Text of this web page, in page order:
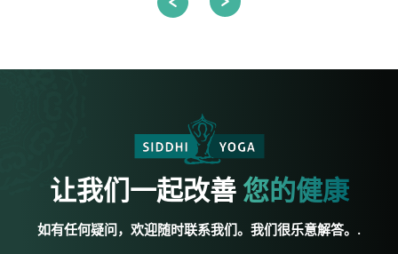
让我们一起改善 您的健康
如有任何疑问，欢迎随时联系我们。我们很乐意解答。.